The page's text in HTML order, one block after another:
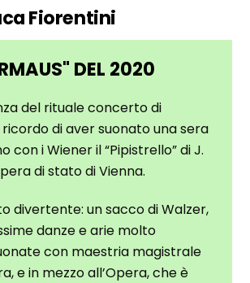
Fiorentini
DEL 2020
del rituale concerto di
di aver suonato una sera
con i Wiener il “Pipistrello” di J.
di stato di Vienna.
divertente: un sacco di Walzer,
danze e arie molto
con maestria magistrale
e in mezzo all’Opera, che è